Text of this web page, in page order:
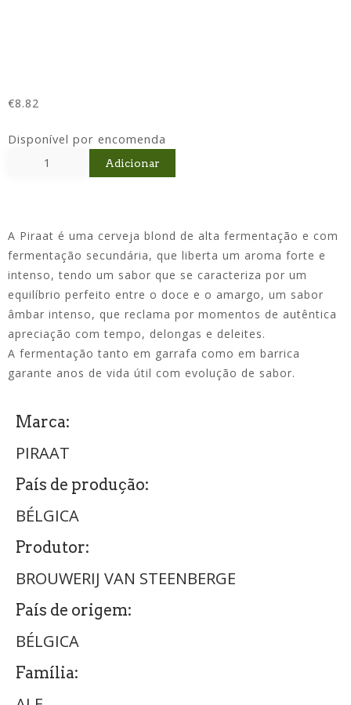
€8.82
Disponível por encomenda
Adicionar
A Piraat é uma cerveja blond de alta fermentação e com
fermentação secundária, que liberta um aroma forte e
intenso, tendo um sabor que se caracteriza por um
equilíbrio perfeito entre o doce e o amargo, um sabor
âmbar intenso, que reclama por momentos de autêntica
apreciação com tempo, delongas e deleites.
A fermentação tanto em garrafa como em barrica
garante anos de vida útil com evolução de sabor.
Marca:
PIRAAT
País de produção:
BÉLGICA
Produtor:
BROUWERIJ VAN STEENBERGE
País de origem:
BÉLGICA
Família: